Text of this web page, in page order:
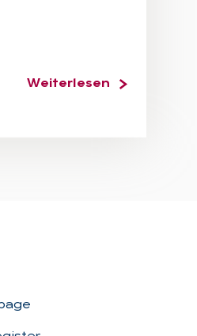
Weiterlesen